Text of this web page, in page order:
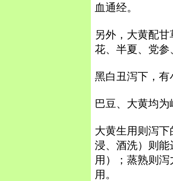
血通经。
另外，大黄配
花、半夏、党参
黑白丑泻下，有
巴豆、大黄均为
大黄生用则泻
浸、酒洗）则
用）；蒸熟则
用。